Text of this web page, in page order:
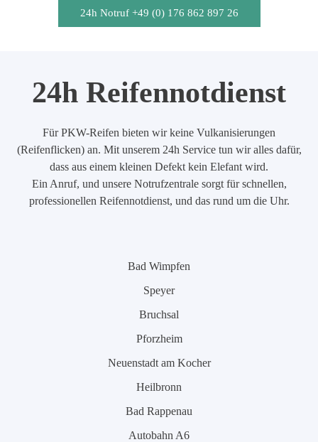
24h Notruf +49 (0) 176 862 897 26
24h Reifennotdienst
Für PKW-Reifen bieten wir keine Vulkanisierungen
(Reifenflicken) an. Mit unserem 24h Service tun wir alles dafür,
dass aus einem kleinen Defekt kein Elefant wird.
Ein Anruf, und unsere Notrufzentrale sorgt für schnellen,
professionellen Reifennotdienst, und das rund um die Uhr.
Bad Wimpfen
Speyer
Bruchsal
Pforzheim
Neuenstadt am Kocher
Heilbronn
Bad Rappenau
Autobahn A6